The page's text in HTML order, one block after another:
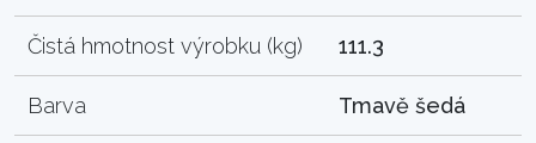
Čistá hmotnost výrobku (kg) 111.3
Barva Tmavě šedá